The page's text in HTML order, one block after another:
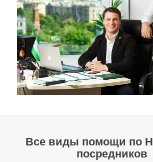
Все виды помощи по
посредников